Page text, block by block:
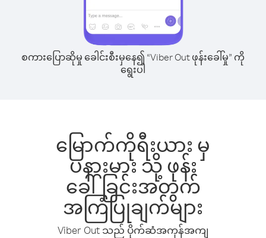
စကားပြောဆိုမှု ခေါင်းစီးမှနေ၍ “Viber Out ဖုန်းခေါ်မှု” ကို
ရွေးပါ
မြောက်ကိုရီးယား မှ
ပနားမား သို့ ဖုန်း
ခေါ်ခြင်းအတွက်
အကြံပြုချက်များ
Viber Out သည် ပိုက်ဆံအကုန်အကျ